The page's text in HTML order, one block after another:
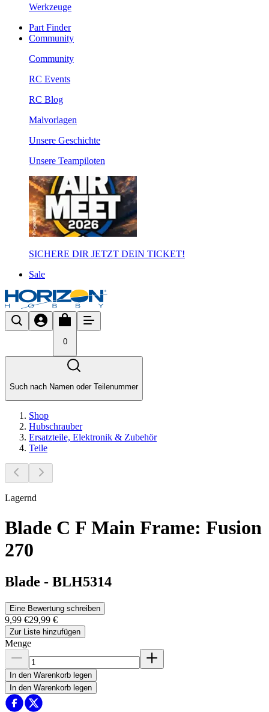
Werkzeuge
Part Finder
Community
Community
RC Events
RC Blog
Malvorlagen
Unsere Geschichte
Unsere Teampiloten
SICHERE DIR JETZT DEIN TICKET!
Sale
0
Such nach Namen oder Teilenummer
Shop
Hubschrauber
Ersatzteile, Elektronik & Zubehör
Teile
Lagernd
Blade C F Main Frame: Fusion
270
Blade - BLH5314
Eine Bewertung schreiben
9,99 €29,99 €
Zur Liste hinzufügen
Menge
In den Warenkorb legen
In den Warenkorb legen